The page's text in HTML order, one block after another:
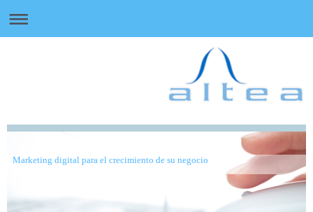
Marketing digital para el crecimiento de su negocio